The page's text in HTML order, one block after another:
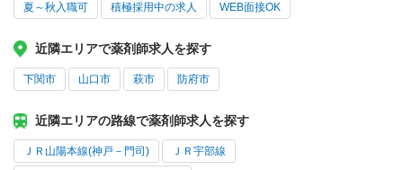
夏～秋入職可 積極採用中の求人 WEB面接OK
近隣エリアで薬剤師求人を探す
下関市 山口市 萩市 防府市
近隣エリアの路線で薬剤師求人を探す
ＪＲ山陽本線(神戸－門司) ＪＲ宇部線